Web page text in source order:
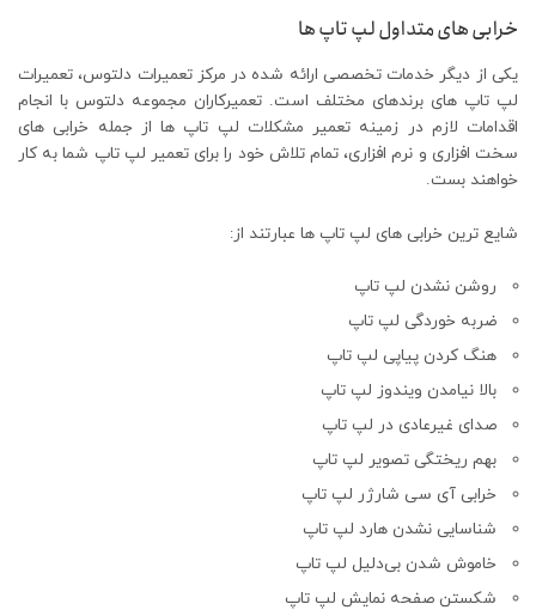
خرابی های متداول لپ تاپ ها
یکی از دیگر خدمات تخصصی ارائه شده در مرکز تعمیرات دلتوس، تعمیرات
لپ تاپ های برندهای مختلف است. تعمیرکاران مجموعه دلتوس با انجام
اقدامات لازم در زمینه تعمیر مشکلات لپ تاپ ها از جمله خرابی های
سخت افزاری و نرم افزاری، تمام تلاش خود را برای تعمیر لپ تاپ شما به کار
خواهند بست.
شایع ترین خرابی های لپ تاپ ها عبارتند از:
روشن نشدن لپ تاپ
ضربه خوردگی لپ تاپ
هنگ کردن پیاپی لپ تاپ
بالا نیامدن ویندوز لپ تاپ
صدای غیرعادی در لپ تاپ
بهم ریختگی تصویر لپ تاپ
خرابی آی سی شارژر لپ تاپ
شناسایی نشدن هارد لپ تاپ
خاموش شدن بی‌دلیل لپ تاپ
شکستن صفحه نمایش لپ تاپ